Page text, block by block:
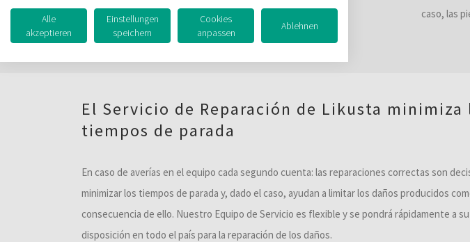
caso, las
El Servicio de Reparación de Likusta minimiza
tiempos de parada
En caso de averías en el equipo cada segundo cuenta: las reparaciones correctas son
minimizar los tiempos de parada y, dado el caso, ayudan a limitar los daños producidos
consecuencia de ello. Nuestro Equipo de Servicio es flexible y se pondrá rápidamente a su
disposición en todo el país para la reparación de los daños.
Alle
akzeptieren
Einstellungen
speichern
Cookies
anpassen
Ablehnen